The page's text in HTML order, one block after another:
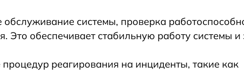
системы, проверка
Это обеспечивает стабильную работу системы
реагирования на инциденты, такие как